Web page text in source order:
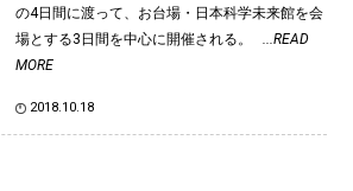
の4日間に渡って、お台場・日本科学未来館を会
場とする3日間を中心に開催される。 ...READ
MORE
2018.10.18